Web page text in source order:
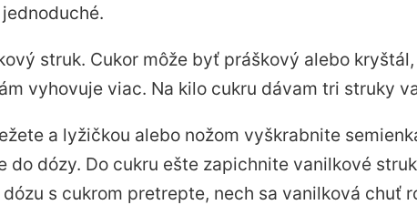
struk. Cukor môže byť práškový alebo
vyhovuje viac. Na kilo cukru dávam tri struky
a lyžičkou alebo nožom vyškrabnite
do dózy. Do cukru ešte zapichnite vanilkové
s cukrom pretrepte, nech sa vanilková chuť